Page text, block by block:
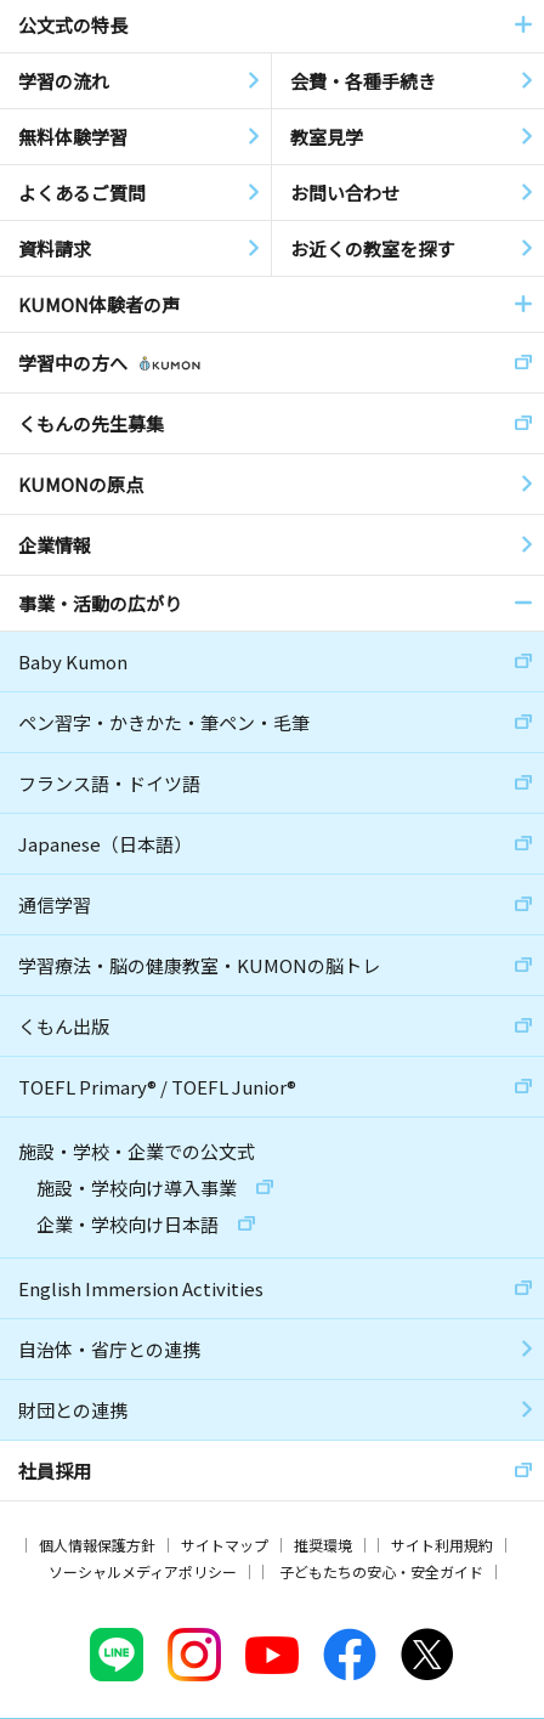
公文式の特長
学習の流れ 会費・各種手続き
無料体験学習 教室見学
よくあるご質問 お問い合わせ
資料請求 お近くの教室を探す
KUMON体験者の声
学習中の方へ
くもんの先生募集
KUMONの原点
企業情報
事業・活動の広がり
Baby Kumon
ペン習字・かきかた・筆ペン・毛筆
フランス語・ドイツ語
Japanese（日本語）
通信学習
学習療法・脳の健康教室・KUMONの脳トレ
くもん出版
TOEFL Primary® /TOEFL Junior®
施設・学校・企業での公文式
施設・学校向け導入事業
企業・学校向け日本語
English Immersion Activities
自治体・省庁との連携
財団との連携
社員採用
個人情報保護方針 サイトマップ 推奨環境
サイト利用規約
ソーシャルメディアポリシー
子どもたちの安心・安全ガイド